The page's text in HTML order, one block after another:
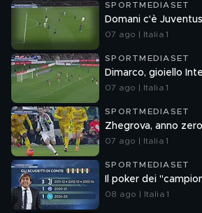
SPORTMEDIASET
Domani c'è
07 ago | Italia 1
SPORTMEDIASET
Dimarco, gioiello
07 ago | Italia 1
SPORTMEDIASET
Zhegrova, anno zero
07 ago | Italia 1
SPORTMEDIASET
Il poker dei
08 ago | Italia 1